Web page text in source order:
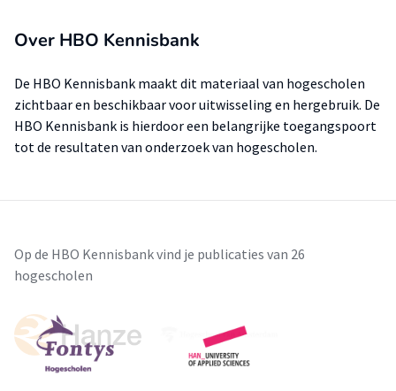
Over HBO Kennisbank
De HBO Kennisbank maakt dit materiaal van hogescholen
zichtbaar en beschikbaar voor uitwisseling en hergebruik. De
HBO Kennisbank is hierdoor een belangrijke toegangspoort
tot de resultaten van onderzoek van hogescholen.
Op de HBO Kennisbank vind je publicaties van 26
hogescholen